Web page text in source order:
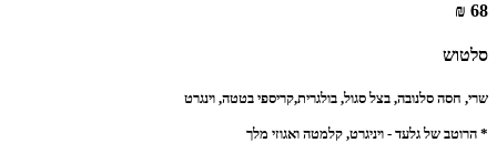
68 ₪
סלטוש
שרי, חסה סלנובה, בצל סגול, בולגרית,‏קריספי בטטה, וינגרט
‏* הרוטב של גלעד - ויניגרט, קלמטה ואגוזי מלך